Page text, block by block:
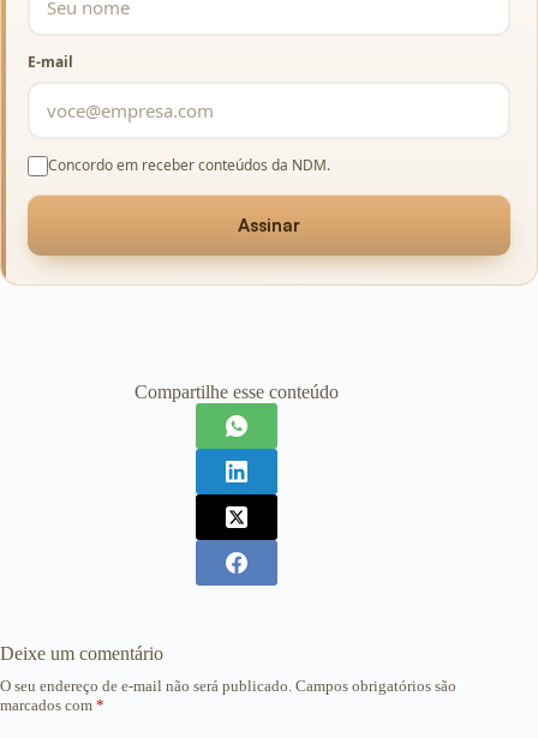
E-mail
Concordo em receber conteúdos da NDM.
Assinar
Compartilhe esse conteúdo
Deixe um comentário
O seu endereço de e-mail não será publicado. Campos obrigatórios são
marcados com *